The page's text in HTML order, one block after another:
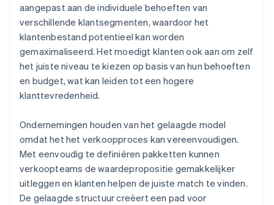
aangepast aan de individuele behoeften van
verschillende klantsegmenten, waardoor het
klantenbestand potentieel kan worden
gemaximaliseerd. Het moedigt klanten ook aan om zelf
het juiste niveau te kiezen op basis van hun behoeften
en budget, wat kan leiden tot een hogere
klanttevredenheid.
Ondernemingen houden van het gelaagde model
omdat het het verkoopproces kan vereenvoudigen.
Met eenvoudig te definiëren pakketten kunnen
verkoopteams de waardepropositie gemakkelijker
uitleggen en klanten helpen de juiste match te vinden.
De gelaagde structuur creëert een pad voor